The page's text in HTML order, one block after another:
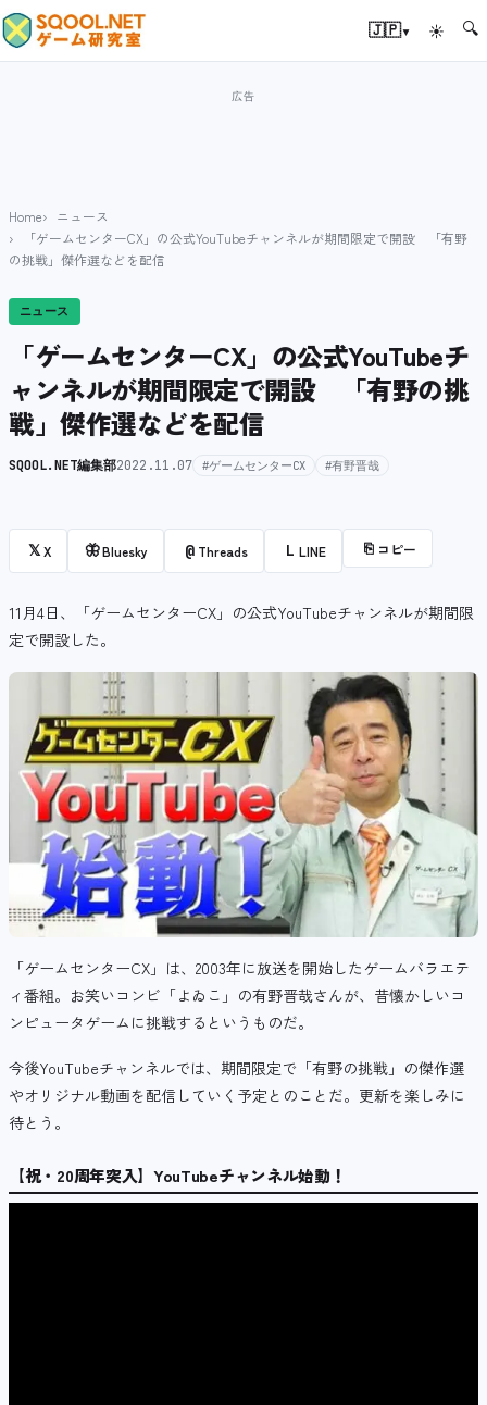
🇯🇵▾ ☀ 🔍
Home
ニュース
「ゲームセンターCX」の公式YouTubeチャンネルが期間限定で開設 「有野
の挑戦」傑作選などを配信
ニュース
「ゲームセンターCX」の公式YouTubeチ
ャンネルが期間限定で開設 「有野の挑
戦」傑作選などを配信
SQOOL.NET編集部2022.11.07 #ゲームセンターCX #有野晋哉
𝕏X 🦋Bluesky @ Threads L LINE ⎘ コピー
11月4日、「ゲームセンターCX」の公式YouTubeチャンネルが期間限
定で開設した。
「ゲームセンターCX」は、 2003年に放送を開始したゲームバラエテ
ィ番組。お笑いコンビ「よゐこ」の有野晋哉さんが、昔懐かしいコ
ンピュータゲームに挑戦するというものだ。
今後YouTubeチャンネルでは、期間限定で「有野の挑戦」の傑作選
やオリジナル動画を配信していく予定とのことだ。更新を楽しみに
待とう。
【祝・20周年突入】YouTubeチャンネル始動！